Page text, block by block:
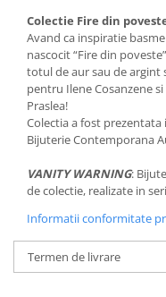
Colectie Fire din
Avand ca inspiratie
nascocit “Fire din
totul de aur sau de
pentru Ilene Cosanzene
Praslea!
Colectia a fost
Bijuterie Contemporana
VANITY WARNING:
de colectie, realizate in
Informatii conformitate
Termen de livrare